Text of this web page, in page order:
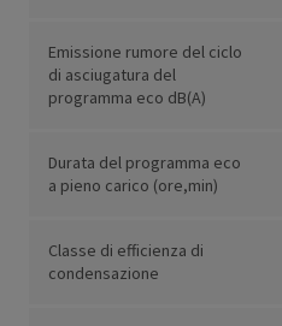
Emissione rumore del ciclo
di asciugatura del
programma eco dB(A)
Durata del programma eco
a pieno carico (ore,min)
Classe di efficienza di
condensazione